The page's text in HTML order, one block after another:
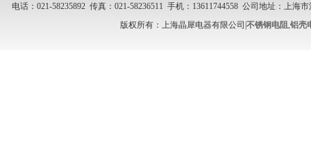
电话：021-58235892 传真：021-58236511 手机：13611744558 公司地址：上
版权所有：上海晶犀电器有限公司| 不锈钢电阻,铝壳